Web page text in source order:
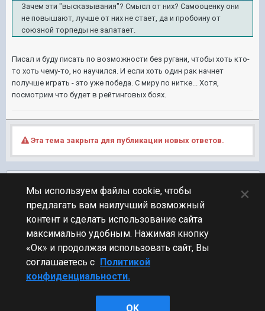
Зачем эти "высказывания"? Смысл от них? Самооценку они
не повышают, лучше от них не стает, да и пробоину от
союзной торпеды не залатает.
Писал и буду писать по возможности без ругани, чтобы хоть кто-
то хоть чему-то, но научился. И если хоть один рак начнет
получше играть - это уже победа. С миру по нитке... Хотя,
посмотрим что будет в рейтинговых боях.
Эта тема закрыта для публикации новых ответов.
ПЕРЕЙТИ К СПИСКУ ТЕМ
Флудилка
Стиль
Мы используем файлы cookie, чтобы
предлагать вам наилучший возможный
контент и сделать использование сайта
максимально удобным. Нажимая кнопку
«Ок» и продолжая использовать сайт, Вы
соглашаетесь с Политикой
конфиденциальности.
OK
×